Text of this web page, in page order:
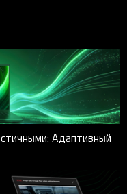
Адаптивный